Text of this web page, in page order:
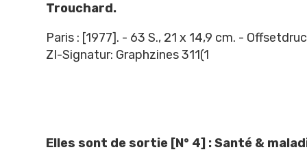
Trouchard.
Paris : [1977]. - 63 S., 21 x 14,9 cm. -
ZI-Signatur: Graphzines 311(1
Elles sont de sortie [N° 4] : Santé &